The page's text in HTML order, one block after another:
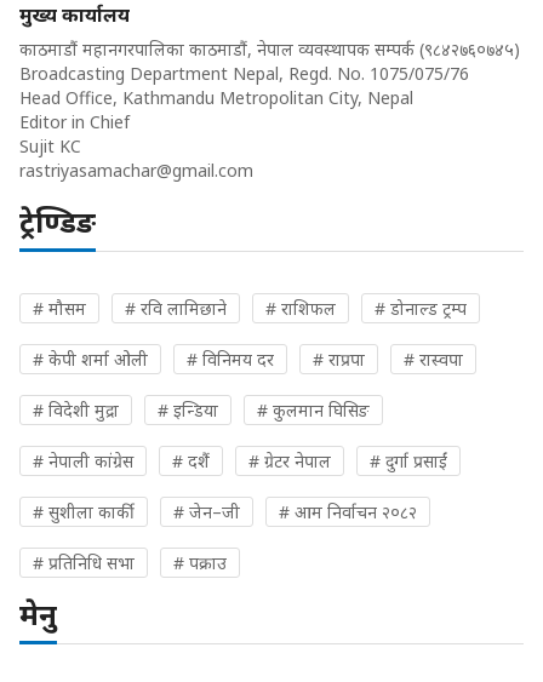
मुख्य कार्यालय
काठमाडौं महानगरपालिका काठमाडौं, नेपाल व्यवस्थापक सम्पर्क (९८४२७६०७४५)
Broadcasting Department Nepal, Regd. No. 1075/075/76
Head Office, Kathmandu Metropolitan City, Nepal
Editor in Chief
Sujit KC
rastriyasamachar@gmail.com
ट्रेण्डिङ
# मौसम # रवि लामिछाने # राशिफल # डोनाल्ड ट्रम्प
# केपी शर्मा ओली # विनिमय दर # राप्रपा # रास्वपा
# विदेशी मुद्रा # इन्डिया # कुलमान घिसिङ
# नेपाली कांग्रेस # दशैं # ग्रेटर नेपाल # दुर्गा प्रसाईं
# सुशीला कार्की # जेन–जी # आम निर्वाचन २०८२
# प्रतिनिधि सभा # पक्राउ
मेनु